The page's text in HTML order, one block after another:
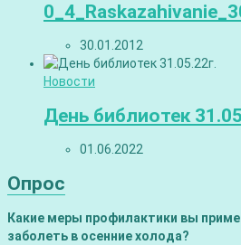
30.01.2012
Новости
День библиотек
01.06.2022
Опрос
Какие меры профилактики вы
заболеть в осенние холода?